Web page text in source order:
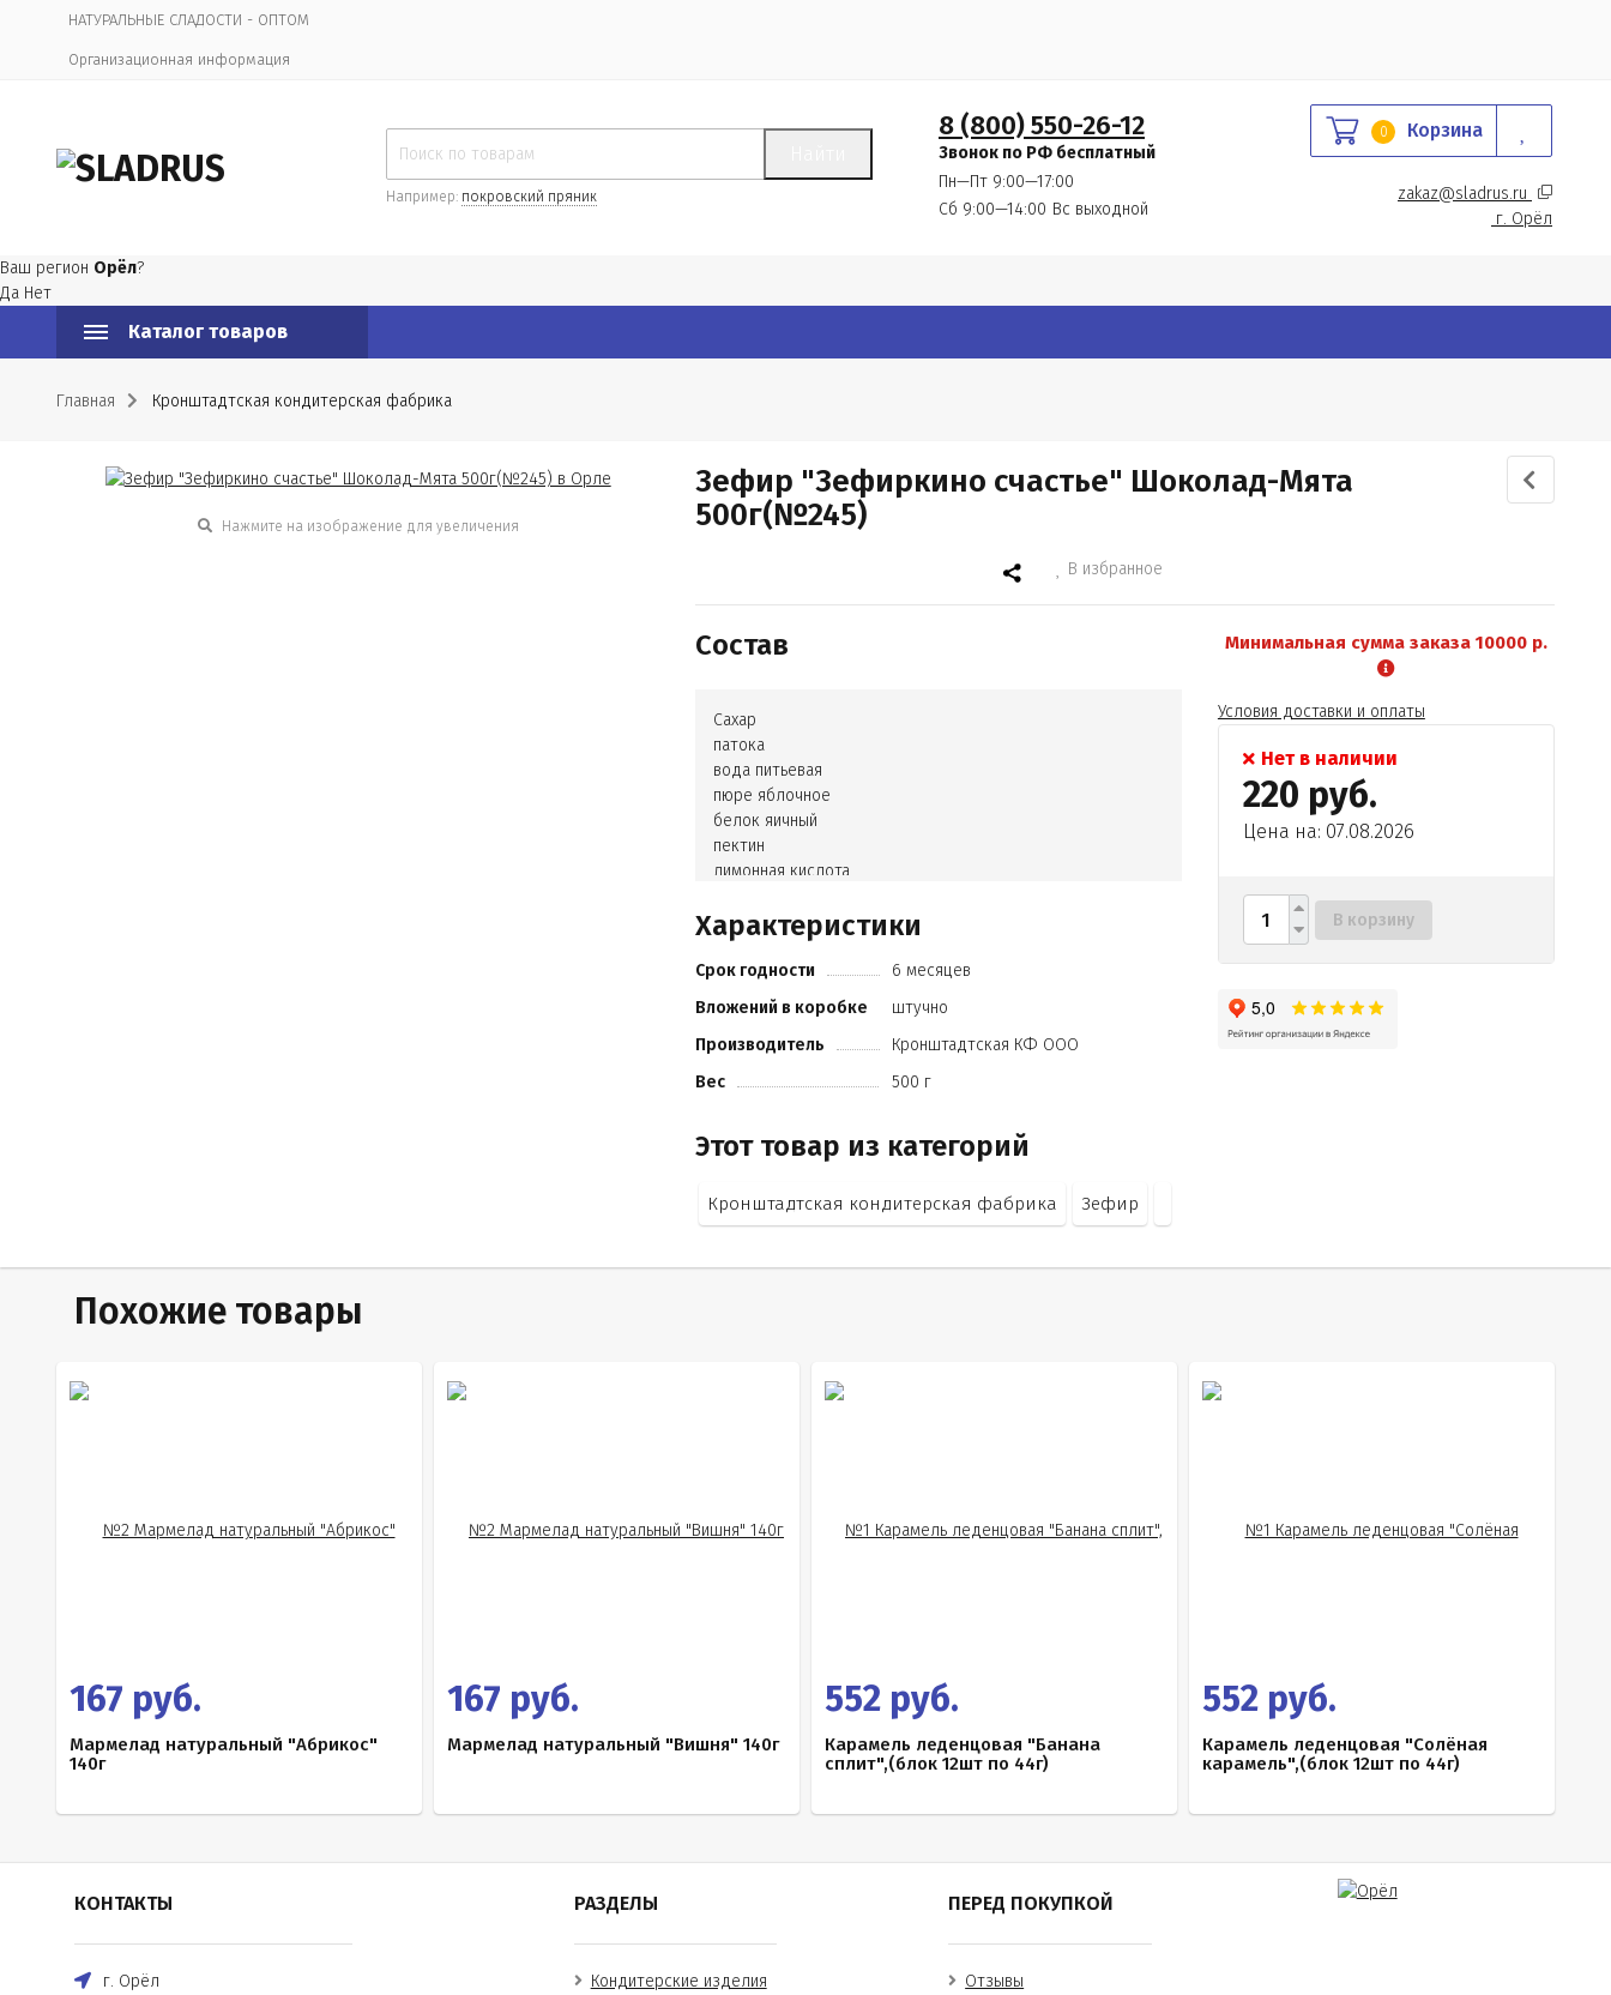
НАТУРАЛЬНЫЕ СЛАДОСТИ - ОПТОМ
Организационная информация
Например: покровский пряник
8 (800) 550-26-12
Звонок по РФ бесплатный
Пн—Пт 9:00—17:00
Сб 9:00—14:00 Вс выходной
0 Корзина
zakaz@sladrus.ru
г. Орёл
Ваш регион Орёл?
Да Нет
Каталог товаров
Главная Кронштадтская кондитерская фабрика
Нажмите на изображение для увеличения
Зефир "Зефиркино счастье" Шоколад-Мята
500г(№245)
В избранное
Состав
Сахар
патока
вода питьевая
пюре яблочное
белок яичный
пектин
лимонная кислота
ароматизаторы шоколад
мята
красители Е133
Е102
Характеристики
Срок годности
6 месяцев
Вложений в коробке
штучно
Производитель
Кронштадтская КФ ООО
Вес
500 г
Этот товар из категорий
Кронштадтская кондитерская фабрика Зефир
Минимальная сумма заказа 10000 р.
Условия доставки и оплаты
Нет в наличии
220 руб.
Цена на: 07.08.2026
В корзину
Похожие товары
167 руб.
Мармелад натуральный "Абрикос"
140г
167 руб.
Мармелад натуральный "Вишня" 140г
552 руб.
Карамель леденцовая "Банана
сплит",(блок 12шт по 44г)
552 руб.
Карамель леденцовая "Солёная
карамель",(блок 12шт по 44г)
КОНТАКТЫ
г. Орёл
РАЗДЕЛЫ
Кондитерские изделия
ПЕРЕД ПОКУПКОЙ
Отзывы